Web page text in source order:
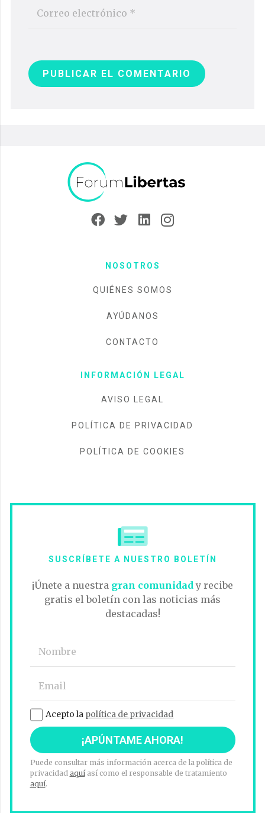
PUBLICAR EL COMENTARIO
NOSOTROS
QUIÉNES SOMOS
AYÚDANOS
CONTACTO
INFORMACIÓN LEGAL
AVISO LEGAL
POLÍTICA DE PRIVACIDAD
POLÍTICA DE COOKIES
SUSCRÍBETE A NUESTRO BOLETÍN
¡Únete a nuestra gran comunidady recibe
gratis el boletín con las noticias más
destacadas!
Acepto la política de privacidad
Puede consultar más información acerca de la política de
privacidad aquíasí como el responsable de tratamiento
aquí.